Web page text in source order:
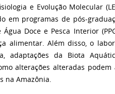
e Evolução Molecular
em programas de pós-
Água Doce e Pesca Interior
alimentar. Além disso, o
adaptações da Biota
alterações alteradas
na Amazônia.